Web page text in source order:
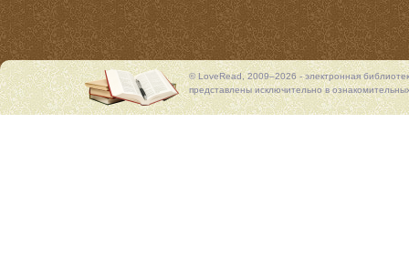
© LoveRead, 2009–2026 - электронная
представлены исключительно в